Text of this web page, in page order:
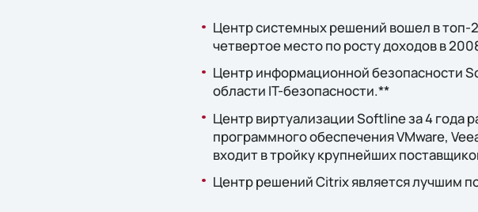
Центр системных решений вошел в топ-
четвертое место по росту доходов в
Центр информационной безопасности
области IT-безопасности.**
Центр виртуализации Softline за 4 года
программного обеспечения VMware,
входит в тройку крупнейших
Центр решений Citrix является лучшим